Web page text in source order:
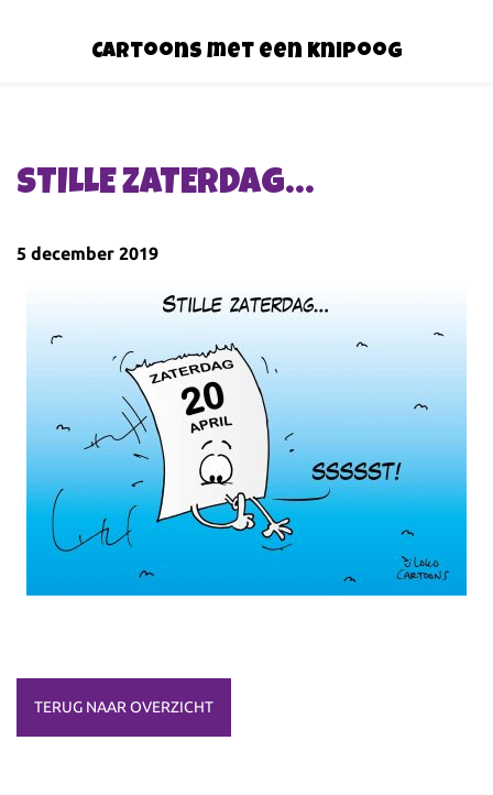
Cartoons met een knipoog
STILLE ZATERDAG…
5 december 2019
TERUG NAAR OVERZICHT